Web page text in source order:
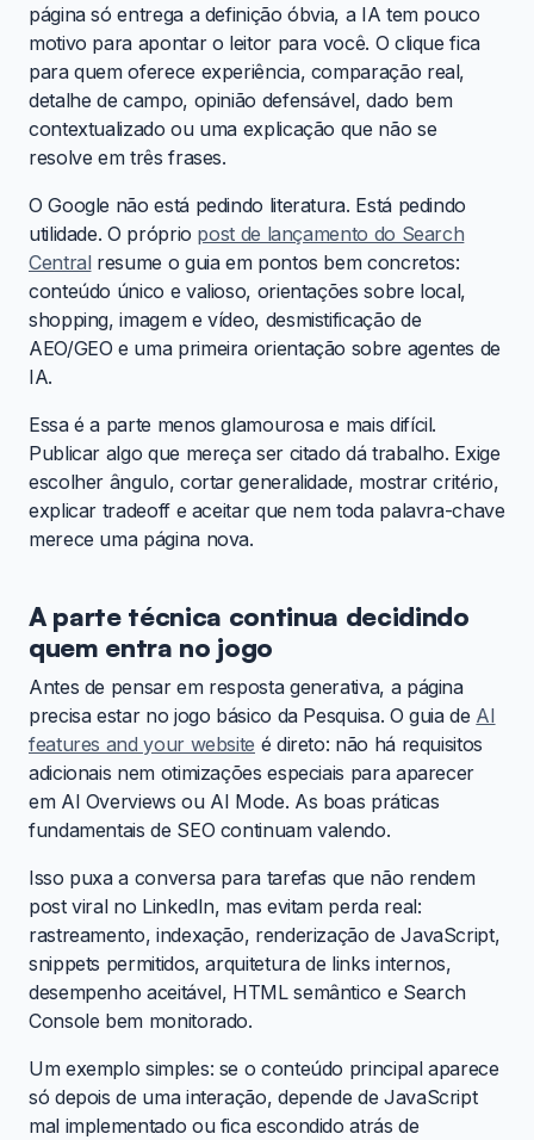
página só entrega a definição óbvia, a IA tem pouco
motivo para apontar o leitor para você. O clique fica
para quem oferece experiência, comparação real,
detalhe de campo, opinião defensável, dado bem
contextualizado ou uma explicação que não se
resolve em três frases.
O Google não está pedindo literatura. Está pedindo
utilidade. O próprio post de lançamento do Search
Central resume o guia em pontos bem concretos:
conteúdo único e valioso, orientações sobre local,
shopping, imagem e vídeo, desmistificação de
AEO/GEO e uma primeira orientação sobre agentes de
IA.
Essa é a parte menos glamourosa e mais difícil.
Publicar algo que mereça ser citado dá trabalho. Exige
escolher ângulo, cortar generalidade, mostrar critério,
explicar tradeoff e aceitar que nem toda palavra-chave
merece uma página nova.
A parte técnica continua decidindo
quem entra no jogo
Antes de pensar em resposta generativa, a página
precisa estar no jogo básico da Pesquisa. O guia de AI
features and your website é direto: não há requisitos
adicionais nem otimizações especiais para aparecer
em AI Overviews ou AI Mode. As boas práticas
fundamentais de SEO continuam valendo.
Isso puxa a conversa para tarefas que não rendem
post viral no LinkedIn, mas evitam perda real:
rastreamento, indexação, renderização de JavaScript,
snippets permitidos, arquitetura de links internos,
desempenho aceitável, HTML semântico e Search
Console bem monitorado.
Um exemplo simples: se o conteúdo principal aparece
só depois de uma interação, depende de JavaScript
mal implementado ou fica escondido atrás de